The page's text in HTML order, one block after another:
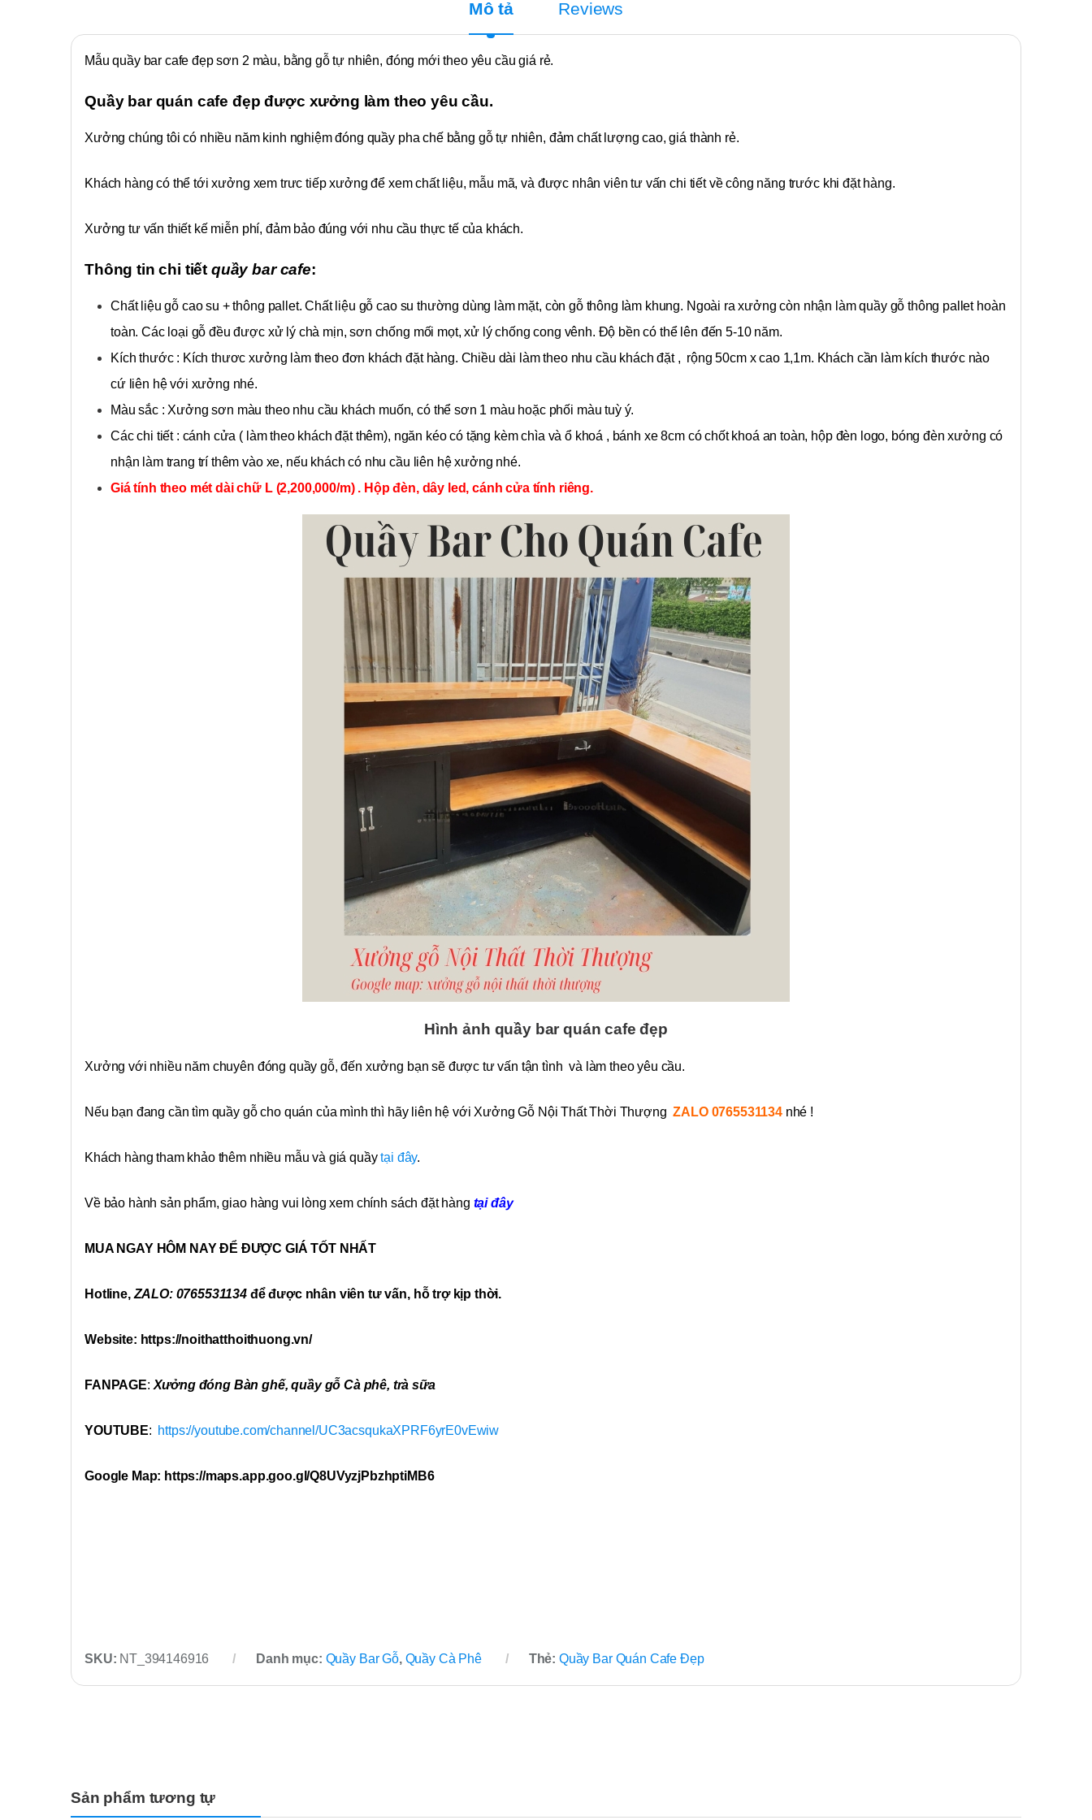
Mô tả Reviews
Mẫu quầy bar cafe đẹp sơn 2 màu, bằng gỗ tự nhiên, đóng mới theo yêu cầu giá rẻ.
Quầy bar quán cafe đẹp được xưởng làm theo yêu cầu.
Xưởng chúng tôi có nhiều năm kinh nghiệm đóng quầy pha chế bằng gỗ tự nhiên, đảm chất lượng cao, giá thành rẻ.
Khách hàng có thể tới xưởng xem trưc tiếp xưởng để xem chất liệu, mẫu mã, và được nhân viên tư vấn chi tiết về công năng trước khi đặt hàng.
Xưởng tư vấn thiết kế miễn phí, đảm bảo đúng với nhu cầu thực tế của khách.
Thông tin chi tiết quầy bar cafe:
Chất liệu gỗ cao su + thông pallet. Chất liệu gỗ cao su thường dùng làm mặt, còn gỗ thông làm khung. Ngoài ra xưởng còn nhận làm quầy gỗ thông pallet hoàn
toàn. Các loại gỗ đều được xử lý chà mịn, sơn chống mối mọt, xử lý chống cong vênh. Độ bền có thể lên đến 5-10 năm.
Kích thước : Kích thươc xưởng làm theo đơn khách đặt hàng. Chiều dài làm theo nhu cầu khách đặt , rộng 50cm x cao 1,1m. Khách cần làm kích thước nào
cứ liên hệ với xưởng nhé.
Màu sắc : Xưởng sơn màu theo nhu cầu khách muốn, có thể sơn 1 màu hoặc phối màu tuỳ ý.
Các chi tiết : cánh cửa ( làm theo khách đặt thêm), ngăn kéo có tặng kèm chìa và ổ khoá , bánh xe 8cm có chốt khoá an toàn, hộp đèn logo, bóng đèn xưởng có
nhận làm trang trí thêm vào xe, nếu khách có nhu cầu liên hệ xưởng nhé.
Giá tính theo mét dài chữ L (2,200,000/m) . Hộp đèn, dây led, cánh cửa tính riêng.
Hình ảnh quầy bar quán cafe đẹp
Xưởng với nhiều năm chuyên đóng quầy gỗ, đến xưởng bạn sẽ được tư vấn tận tình và làm theo yêu cầu.
Nếu bạn đang cần tìm quầy gỗ cho quán của mình thì hãy liên hệ với Xưởng Gỗ Nội Thất Thời ThượngZALO 0765531134nhé !
Khách hàng tham khảo thêm nhiều mẫu và giá quầytại đây.
Về bảo hành sản phẩm, giao hàng vui lòng xem chính sách đặt hàng tại đây
MUA NGAY HÔM NAY ĐỂ ĐƯỢC GIÁ TỐT NHẤT
Hotline, ZALO: 0765531134 để được nhân viên tư vấn, hỗ trợ kịp thời.
Website: https://noithatthoithuong.vn/
FANPAGE: Xưởng đóng Bàn ghế, quầy gỗ Cà phê, trà sữa
YOUTUBE: https://youtube.com/channel/UC3acsqukaXPRF6yrE0vEwiw
Google Map: https://maps.app.goo.gl/Q8UVyzjPbzhptiMB6
SKU: NT_394146916 Danh mục: Quầy Bar Gỗ, Quầy Cà Phê Thẻ: Quầy Bar Quán Cafe Đẹp
Sản phẩm tương tự